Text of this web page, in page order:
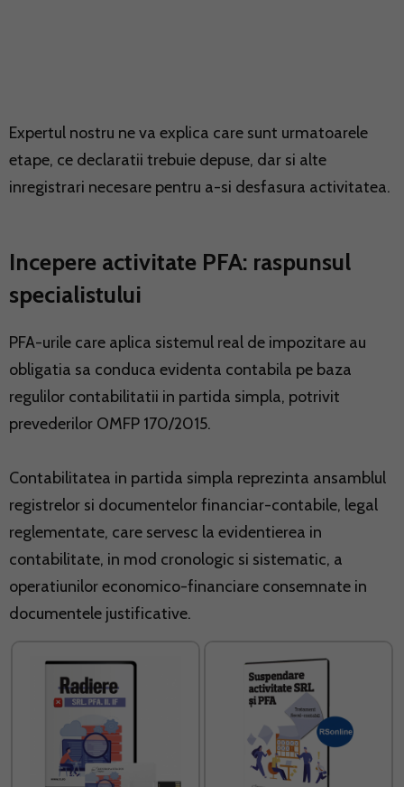
Expertul nostru ne va explica care sunt urmatoarele
etape, ce declaratii trebuie depuse, dar si alte
inregistrari necesare pentru a-si desfasura activitatea.
Incepere activitate PFA: raspunsul
specialistului
PFA-urile care aplica sistemul real de impozitare au
obligatia sa conduca evidenta contabila pe baza
regulilor contabilitatii in partida simpla, potrivit
prevederilor OMFP 170/2015.
Contabilitatea in partida simpla reprezinta ansamblul
registrelor si documentelor financiar-contabile, legal
reglementate, care servesc la evidentierea in
contabilitate, in mod cronologic si sistematic, a
operatiunilor economico-financiare consemnate in
documentele justificative.